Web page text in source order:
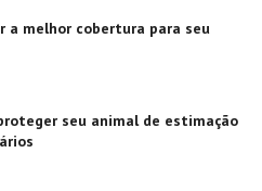
a melhor cobertura para seu
seu animal de estimação